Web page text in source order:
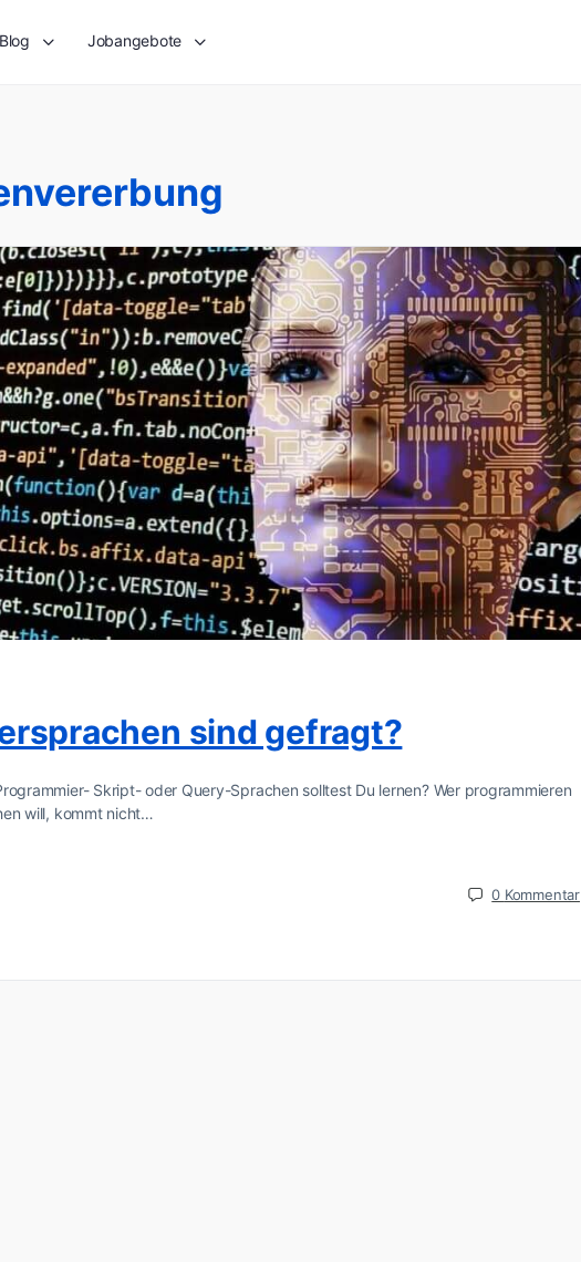
Blog Jobangebote
sind gefragt?
Skript- oder Query-Sprachen solltest Du lernen? Wer programmieren
will, kommt nicht…
0 Kommentar